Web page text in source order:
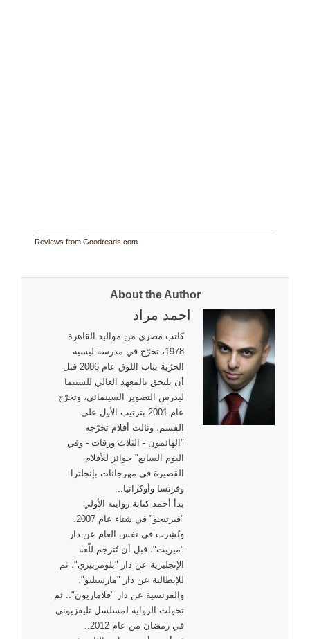
Reviews from Goodreads.com
About the Author
احمد مراد
كاتب مصري من مواليد القاهرة
1978، تخرّج في مدرسة ليسيه
الحرّية بباب اللوق عام 2006 قبل
أن يلتحق بالمعهد العالي للسينما
ليدرس التصوير السينمائي، وتخرّج
عام 2001 بترتيب الأول على
القسم، ونالت أفلام تخرّجه
"الهائمون - الثلاث ورقات - وفي
اليوم السابع" جوائز للأفلام
القصيرة في مهرجانات بإنجلترا
وفرنسا وأوكرانيا..
بدأ أحمد كتابة روايته الأولي
"فيرتيجو" في شتاء عام 2007،
ونُشِرت في نفس العام عن دار
"ميريت"، قبل أن تُترجم للّغة
الإنجليزية عن دار "بلومزبيري"، ثم
للإيطالية عن دار "مارسيليو"،
والفرنسية عن دار "فلاماريون".. ثم
تحولت الرواية لمسلسل تليفزيوني
في رمضان من عام 2012..